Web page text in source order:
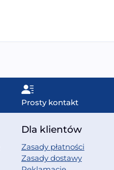
Prosty kontakt
Dla klientów
Zasady płatności
Zasady dostawy